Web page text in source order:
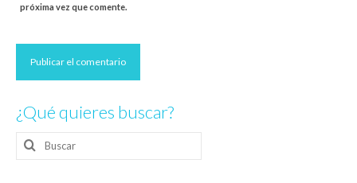
próxima vez que comente.
¿Qué quieres buscar?
Buscar
por: